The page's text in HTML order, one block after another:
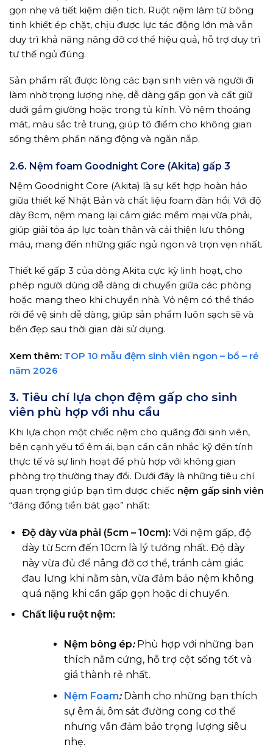
gọn nhẹ và tiết kiệm diện tích. Ruột nệm làm từ bông
tinh khiết ép chặt, chịu được lực tác động lớn mà vẫn
duy trì khả năng nâng đỡ cơ thể hiệu quả, hỗ trợ duy trì
tư thế ngủ đúng.
Sản phẩm rất được lòng các bạn sinh viên và người đi
làm nhờ trọng lượng nhẹ, dễ dàng gấp gọn và cất giữ
dưới gầm giường hoặc trong tủ kính. Vỏ nệm thoáng
mát, màu sắc trẻ trung, giúp tô điểm cho không gian
sống thêm phần năng động và ngăn nắp.
2.6. Nệm foam Goodnight Core (Akita) gấp 3
Nệm Goodnight Core (Akita) là sự kết hợp hoàn hảo
giữa thiết kế Nhật Bản và chất liệu foam đàn hồi. Với độ
dày 8cm, nệm mang lại cảm giác mềm mại vừa phải,
giúp giải tỏa áp lực toàn thân và cải thiện lưu thông
máu, mang đến những giấc ngủ ngon và trọn vẹn nhất.
Thiết kế gấp 3 của dòng Akita cực kỳ linh hoạt, cho
phép người dùng dễ dàng di chuyển giữa các phòng
hoặc mang theo khi chuyển nhà. Vỏ nệm có thể tháo
rời để vệ sinh dễ dàng, giúp sản phẩm luôn sạch sẽ và
bền đẹp sau thời gian dài sử dụng.
Xem thêm: TOP 10 mẫu đệm sinh viên ngon – bổ – rẻ
năm 2026
3. Tiêu chí lựa chọn đệm gấp cho sinh
viên phù hợp với nhu cầu
Khi lựa chọn một chiếc nệm cho quãng đời sinh viên,
bên cạnh yếu tố êm ái, bạn cần cân nhắc kỹ đến tính
thực tế và sự linh hoạt để phù hợp với không gian
phòng trọ thường thay đổi. Dưới đây là những tiêu chí
quan trọng giúp bạn tìm được chiếc nệm gấp sinh viên
“đáng đồng tiền bát gạo” nhất:
Độ dày vừa phải (5cm – 10cm): Với nệm gấp, độ
dày từ 5cm đến 10cm là lý tưởng nhất. Độ dày
này vừa đủ để nâng đỡ cơ thể, tránh cảm giác
đau lưng khi nằm sàn, vừa đảm bảo nệm không
quá nặng khi cần gấp gọn hoặc di chuyển.
Chất liệu ruột nệm:
Nệm bông ép:Phù hợp với những bạn
thích nằm cứng, hỗ trợ cột sống tốt và
giá thành rẻ nhất.
Nệm Foam: Dành cho những bạn thích
sự êm ái, ôm sát đường cong cơ thể
nhưng vẫn đảm bảo trọng lượng siêu
nhẹ.